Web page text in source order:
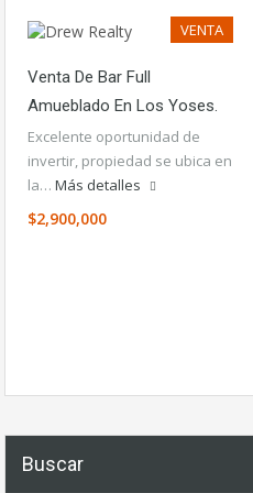
VENTA
Venta De Bar Full
Amueblado En Los Yoses.
Excelente oportunidad de
invertir, propiedad se ubica en
la… Más detalles
$2,900,000
Buscar